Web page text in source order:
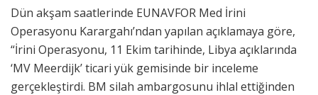
Dün akşam saatlerinde EUNAVFOR Med İrini
Operasyonu Karargahı’ndan yapılan açıklamaya göre,
“İrini Operasyonu, 11 Ekim tarihinde, Libya açıklarında
‘MV Meerdijk’ ticari yük gemisinde bir inceleme
gerçekleştirdi. BM silah ambargosunu ihlal ettiğinden